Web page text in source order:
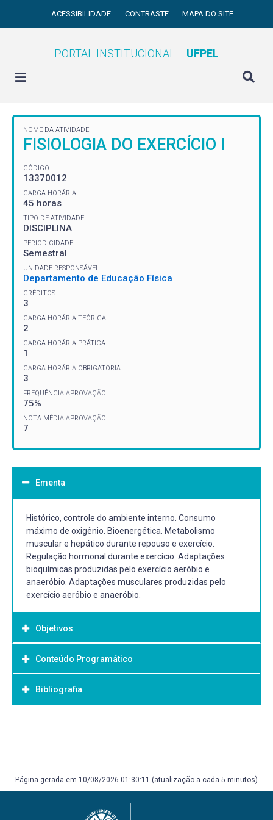
ACESSIBILIDADE CONTRASTE MAPA DO SITE
PORTAL INSTITUCIONAL UFPEL
NOME DA ATIVIDADE
FISIOLOGIA DO EXERCÍCIO I
CÓDIGO
13370012
CARGA HORÁRIA
45 horas
TIPO DE ATIVIDADE
DISCIPLINA
PERIODICIDADE
Semestral
UNIDADE RESPONSÁVEL
Departamento de Educação Física
CRÉDITOS
3
CARGA HORÁRIA TEÓRICA
2
CARGA HORÁRIA PRÁTICA
1
CARGA HORÁRIA OBRIGATÓRIA
3
FREQUÊNCIA APROVAÇÃO
75%
NOTA MÉDIA APROVAÇÃO
7
Ementa
Histórico, controle do ambiente interno. Consumo
máximo de oxigênio. Bioenergética. Metabolismo
muscular e hepático durante repouso e exercício.
Regulação hormonal durante exercício. Adaptações
bioquímicas produzidas pelo exercício aeróbio e
anaeróbio. Adaptações musculares produzidas pelo
exercício aeróbio e anaeróbio.
Objetivos
Objetivo Geral:
Não consta no PPC atual.
Conteúdo Programático
Bibliografia
POWERS, S. K. Fisiologia do exercício teoria e aplicação ao
2014. Recurso online.
Página gerada em 10/08/2026 01:30:11 (atualização a cada 5 minutos)